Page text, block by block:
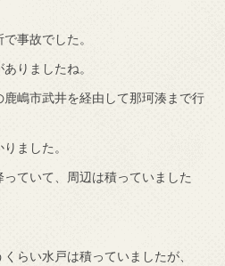
事故でした。
りましたね。
嶋市武井を経由して那珂湊まで行
ました。
ていて、周辺は積っていました
らい水戸は積っていましたが、